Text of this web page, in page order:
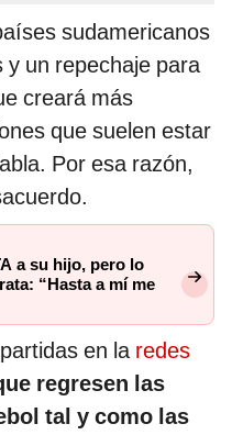
sudamericanos
y un repechaje para
creará más
que suelen estar
Por esa razón,
a su hijo, pero lo
“Hasta a mí me
en la redes
regresen las
tal y como las